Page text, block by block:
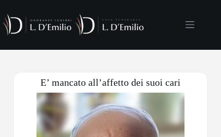
E’ mancato all’affetto dei suoi cari